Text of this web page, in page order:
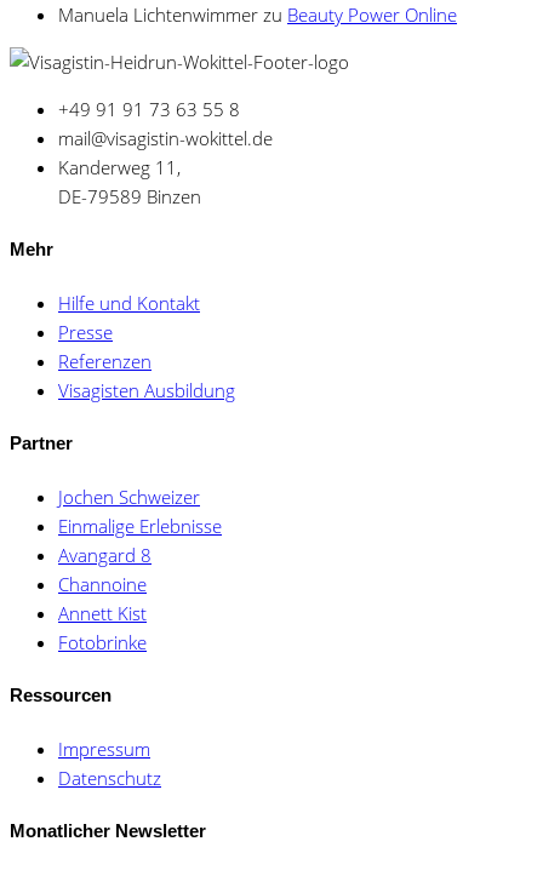
Manuela Lichtenwimmer zu Beauty Power Online
+49 91 91 73 63 55 8
mail@visagistin-wokittel.de
Kanderweg 11,
DE-79589 Binzen
Mehr
Hilfe und Kontakt
Presse
Referenzen
Visagisten Ausbildung
Partner
Jochen Schweizer
Einmalige Erlebnisse
Avangard 8
Channoine
Annett Kist
Fotobrinke
Ressourcen
Impressum
Datenschutz
Monatlicher Newsletter